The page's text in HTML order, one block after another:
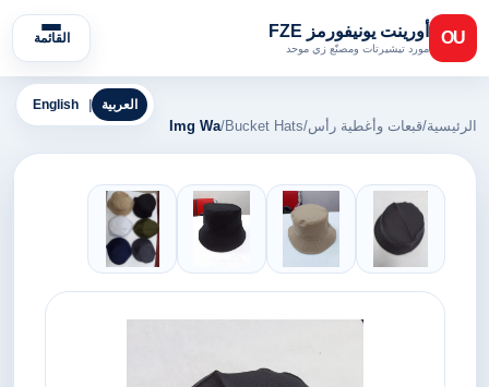
OU أورينت يونيفورمز FZE
مورد تيشيرتات ومصنّع زي موحد
القائمة
English العربية
الرئيسية/قبعات وأغطية رأس/
Bucket Hats
/
Img Wa